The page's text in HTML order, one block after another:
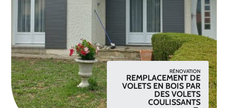
RÉNOVATION
REMPLACEMENT DE
VOLETS EN BOIS PAR
DES VOLETS
COULISSANTS